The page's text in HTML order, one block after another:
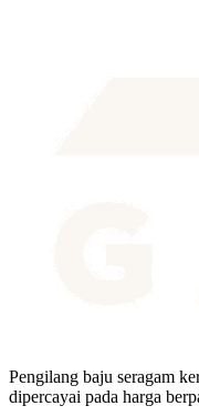
Pengilang baju seragam
dipercayai pada harga